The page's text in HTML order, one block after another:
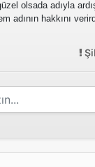
olsada adıyla
adının hakkını